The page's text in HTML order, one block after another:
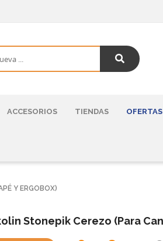
ACCESORIOS TIENDAS OFERTAS
Y ERGOBOX)
Stonepik Cerezo (para